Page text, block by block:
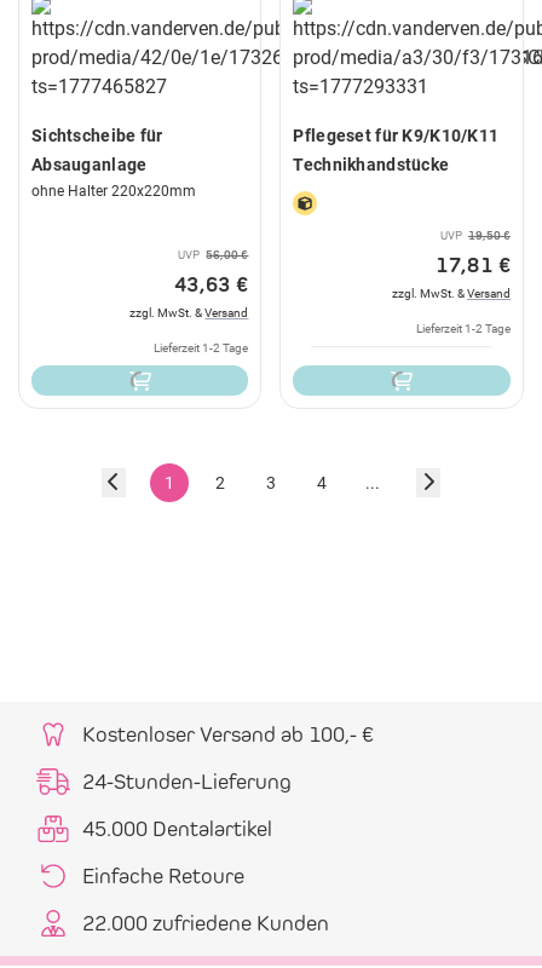
Sichtscheibe für
Absauganlage
ohne Halter 220x220mm
UVP 56,00 €
43,63 €
zzgl. MwSt. &Versand
Lieferzeit 1-2 Tage
Pflegeset für K9/K10/K11
Technikhandstücke
UVP 19,50 €
17,81 €
zzgl. MwSt. &Versand
Lieferzeit 1-2 Tage
1 2 3 4 ...
Kostenloser Versand ab 100,- €
24-Stunden-Lieferung
45.000 Dentalartikel
Einfache Retoure
22.000 zufriedene Kunden